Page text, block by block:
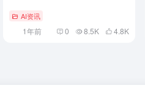
AI资讯
1年前 0 8.5K 4.8K